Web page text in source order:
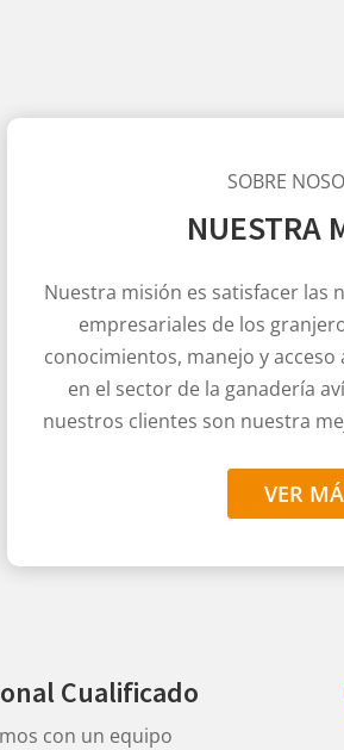
SOBRE
NUESTRA
Nuestra misión es satisfacer las
empresariales de los
conocimientos, manejo y
en el sector de la ganadería
nuestros clientes son nuestra
VER
Cualificado
con un equipo